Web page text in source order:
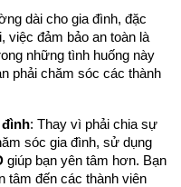
dài cho gia đình, đặc
việc đảm bảo an toàn là
những tình huống này
phải chăm sóc các thành
đình: Thay vì phải chia sự
sóc gia đình, sử dụng
giúp bạn yên tâm hơn. Bạn
tâm đến các thành viên